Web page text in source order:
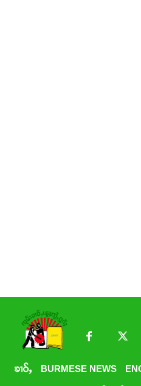
ၶၢဝ်ႇ BURMESE NEWS